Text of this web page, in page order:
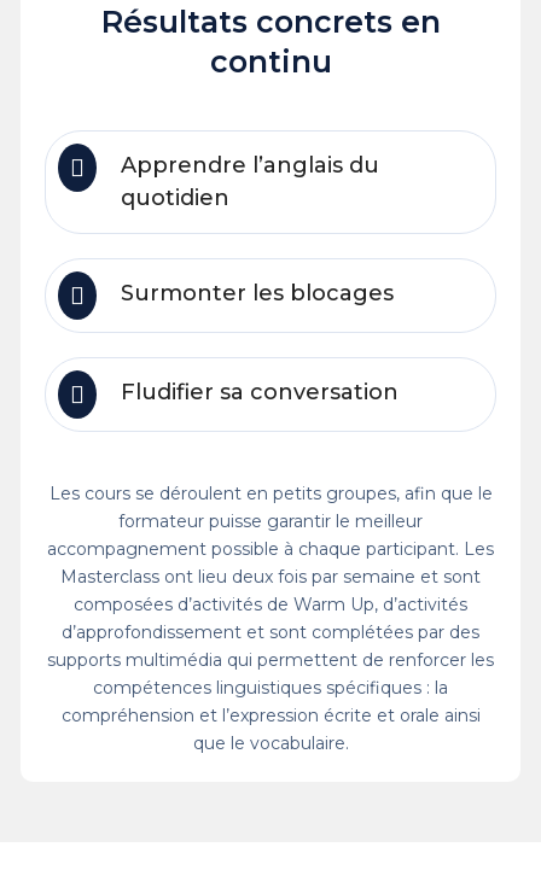
Résultats concrets en
continu
Apprendre l’anglais du
quotidien
Surmonter les blocages
Fludifier sa conversation
Les cours se déroulent en petits groupes, afin que le
formateur puisse garantir le meilleur
accompagnement possible à chaque participant. Les
Masterclass ont lieu deux fois par semaine et sont
composées d’activités de Warm Up, d’activités
d’approfondissement et sont complétées par des
supports multimédia qui permettent de renforcer les
compétences linguistiques spécifiques : la
compréhension et l’expression écrite et orale ainsi
que le vocabulaire.